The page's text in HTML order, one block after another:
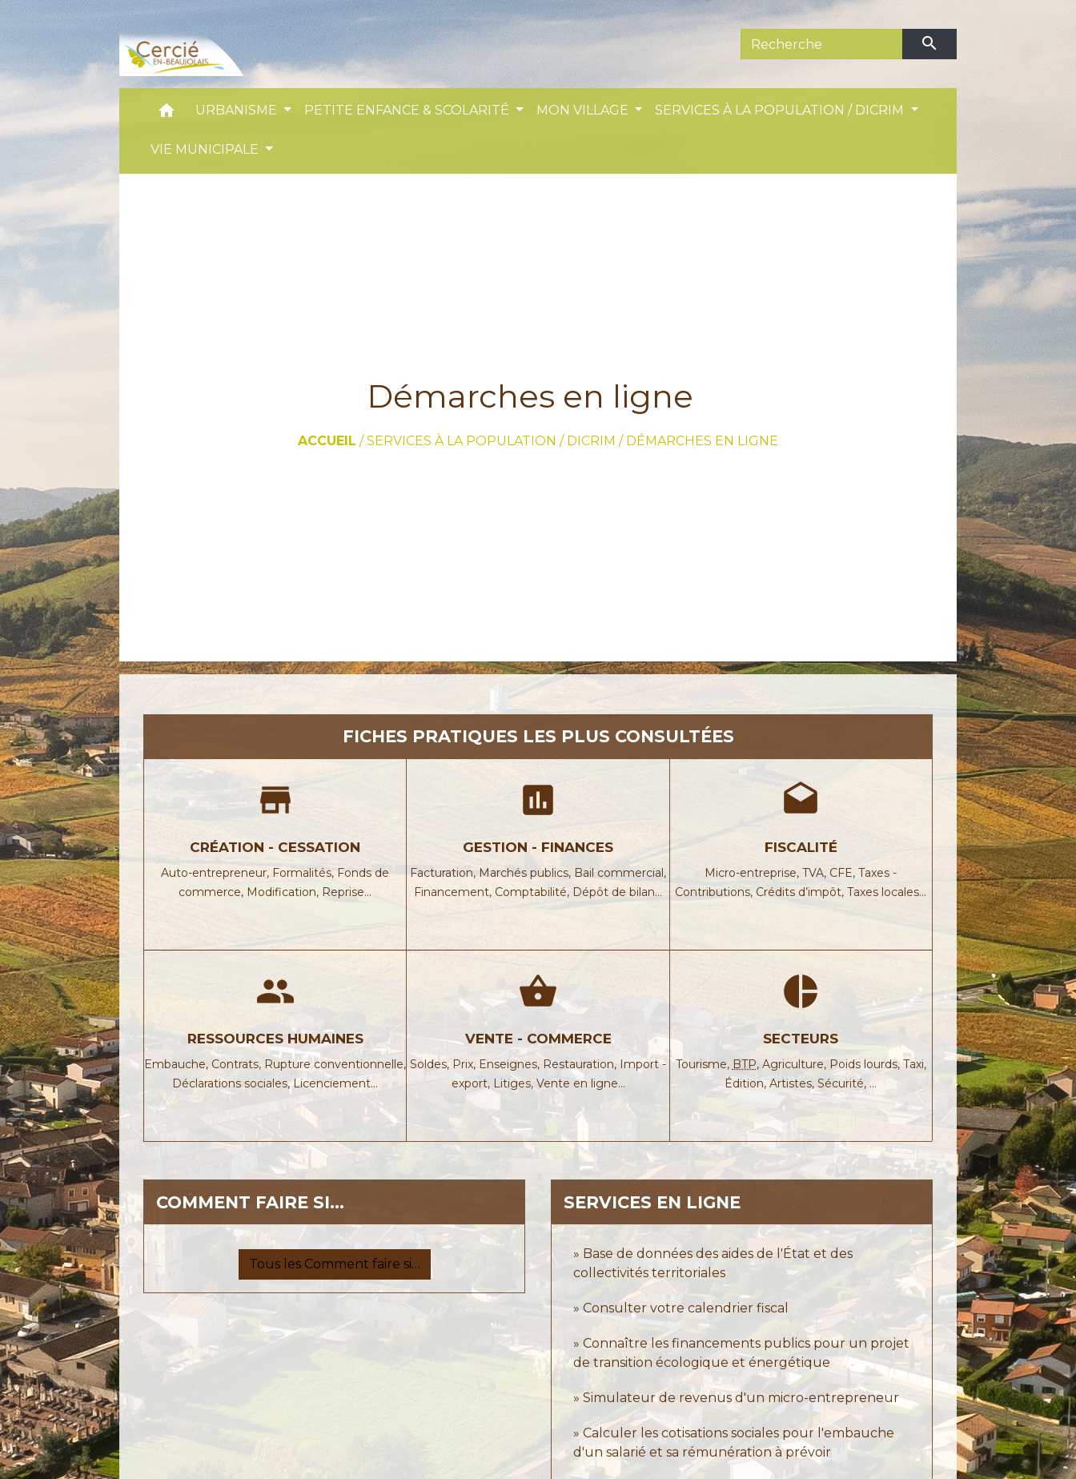
search
home URBANISME PETITE ENFANCE & SCOLARITÉ MON VILLAGE SERVICES À LA POPULATION / DICRIM
VIE MUNICIPALE
Démarches en ligne
ACCUEIL /SERVICES À LA POPULATION / DICRIM / DÉMARCHES EN LIGNE
FICHES PRATIQUES LES PLUS CONSULTÉES
store
CRÉATION - CESSATION
Auto-entrepreneur, Formalités,Fonds de
commerce, Modification, Reprise…
assessment
GESTION - FINANCES
Facturation,Marchés publics, Bail commercial,
Financement, Comptabilité, Dépôt de bilan…
drafts
FISCALITÉ
Micro-entreprise,TVA, CFE,Taxes -
Contributions, Crédits d’impôt,Taxes locales…
people
RESSOURCES HUMAINES
Embauche,Contrats, Rupture conventionnelle,
Déclarations sociales,Licenciement…
shopping_basket
VENTE - COMMERCE
Soldes, Prix, Enseignes, Restauration, Import -
export, Litiges, Vente en ligne…
pie_chart
SECTEURS
Tourisme, BTP, Agriculture, Poids lourds,Taxi,
Édition,Artistes,Sécurité, …
COMMENT FAIRE SI…
Tous les Comment faire si…
SERVICES EN LIGNE
Base de données des aides de l'État et des
collectivités territoriales
Consulter votre calendrier fiscal
Connaître les financements publics pour un projet
de transition écologique et énergétique
Simulateur de revenus d'un micro-entrepreneur
Calculer les cotisations sociales pour l'embauche
d'un salarié et sa rémunération à prévoir